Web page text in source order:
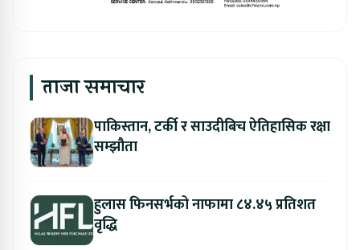
ताजा समाचार
पाकिस्तान, टर्की र साउदीबिच ऐतिहासिक रक्षा
सम्झौता
हुलास फिनसर्भको नाफामा ८४.४५ प्रतिशत
वृद्धि